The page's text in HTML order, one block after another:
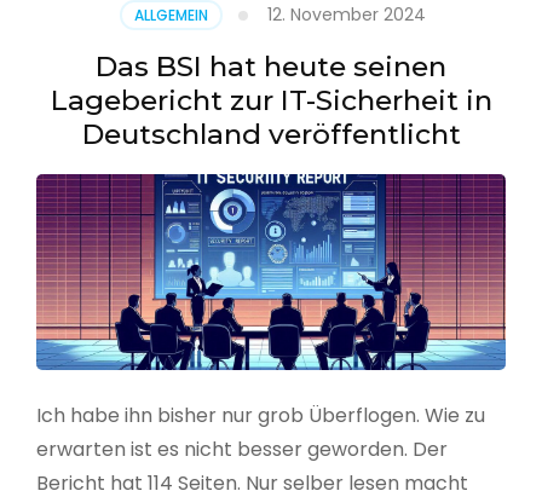
aus
CSV
erstellen
ALLGEMEIN 12. November 2024
Das BSI hat heute seinen
Lagebericht zur IT-Sicherheit in
Deutschland veröffentlicht
Ich habe ihn bisher nur grob Überflogen. Wie zu
erwarten ist es nicht besser geworden. Der
Bericht hat 114 Seiten. Nur selber lesen macht